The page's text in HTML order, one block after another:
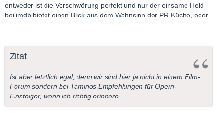
entweder ist die Verschwörung perfekt und nur der einsame Held
bei imdb bietet einen Blick aus dem Wahnsinn der PR-Küche, oder
Zitat
Ist aber letztlich egal, denn wir sind hier ja nicht in einem Film-
Forum sondern bei Taminos Empfehlungen für Opern-
Einsteiger, wenn ich richtig erinnere.